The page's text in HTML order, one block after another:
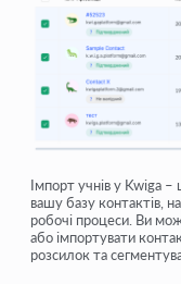
Імпорт учнів у Kwiga
вашу базу контактів,
робочі процеси. Ви
або імпортувати
розсилок та